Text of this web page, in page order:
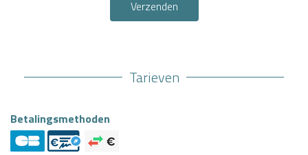
Verzenden
Tarieven
Betalingsmethoden